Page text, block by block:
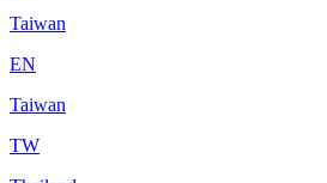
Taiwan
EN
Taiwan
TW